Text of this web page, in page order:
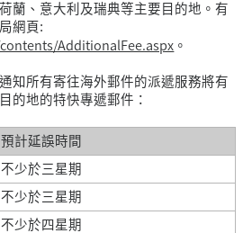
蘭、意大利及瑞典等主要目的地。有
網頁:
AdditionalFee.aspx 。
知所有寄往海外郵件的派遞服務將有
的地的特快專遞郵件：
預計延誤時間
不少於三星期
不少於三星期
不少於四星期